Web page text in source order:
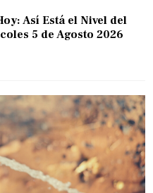
Así Está el Nivel del
5 de Agosto 2026